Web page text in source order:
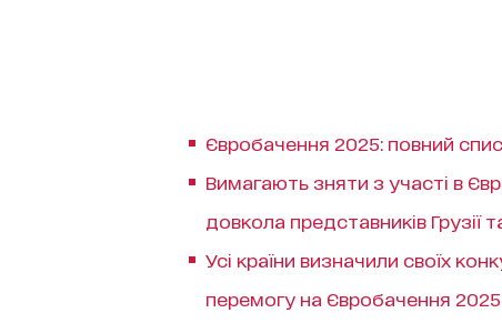
Євробачення 2025: повний
Вимагають зняти з участі в
довкола представників Грузії
Усі країни визначили своїх
перемогу на Євробачення